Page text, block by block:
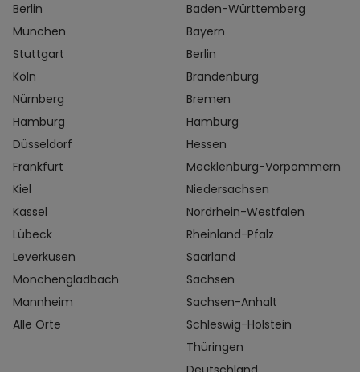
Berlin
München
Stuttgart
Köln
Nürnberg
Hamburg
Düsseldorf
Frankfurt
Kiel
Kassel
Lübeck
Leverkusen
Mönchengladbach
Mannheim
Alle Orte
Baden-Württemberg
Bayern
Berlin
Brandenburg
Bremen
Hamburg
Hessen
Mecklenburg-Vorpommern
Niedersachsen
Nordrhein-Westfalen
Rheinland-Pfalz
Saarland
Sachsen
Sachsen-Anhalt
Schleswig-Holstein
Thüringen